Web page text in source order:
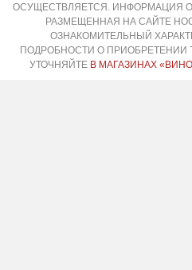
ОСУЩЕСТВЛЯЕТСЯ. ИНФОРМАЦИЯ О
РАЗМЕЩЕННАЯ НА САЙТЕ
ОЗНАКОМИТЕЛЬНЫЙ
ПОДРОБНОСТИ О ПРИОБРЕТЕНИИ
УТОЧНЯЙТЕ В МАГАЗИНАХ